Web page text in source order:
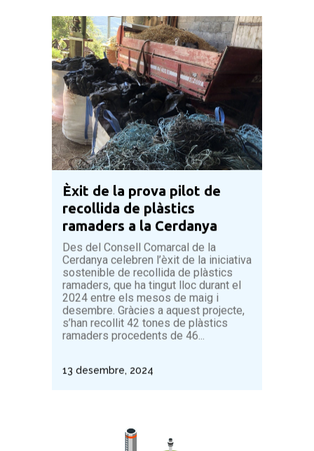
Èxit de la prova pilot de
recollida de plàstics
ramaders a la Cerdanya
Des del Consell Comarcal de la
Cerdanya celebren l’èxit de la iniciativa
sostenible de recollida de plàstics
ramaders, que ha tingut lloc durant el
2024 entre els mesos de maig i
desembre. Gràcies a aquest projecte,
s’han recollit 42 tones de plàstics
ramaders procedents de 46...
13 desembre, 2024